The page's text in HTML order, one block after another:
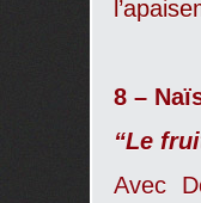
8 –
“Le
Avec